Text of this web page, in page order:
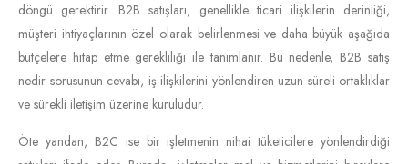
döngü gerektirir. B2B satışları, genellikle ticari ilişkilerin derinliği,
müşteri ihtiyaçlarının özel olarak belirlenmesi ve daha büyük aşağıda
bütçelere hitap etme gerekliliği ile tanımlanır. Bu nedenle, B2B satış
nedir sorusunun cevabı, iş ilişkilerini yönlendiren uzun süreli ortaklıklar
ve sürekli iletişim üzerine kuruludur.
Öte yandan, B2C ise bir işletmenin nihai tüketicilere yönlendirdiği